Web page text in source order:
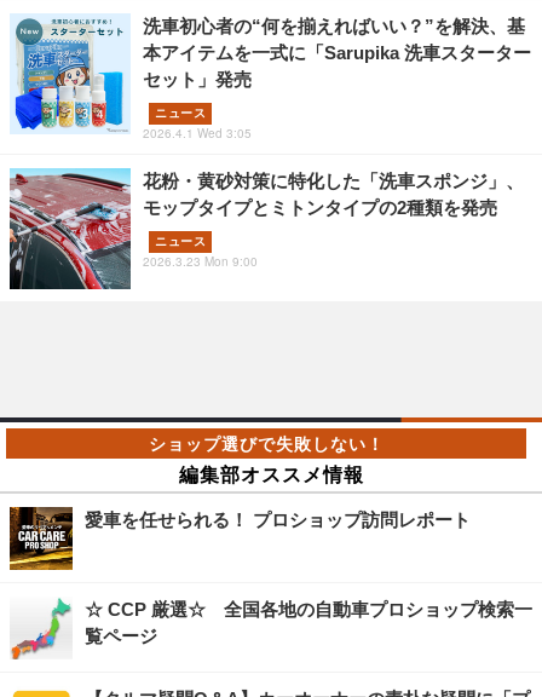
洗車初心者の“何を揃えればいい？”を解決、基
本アイテムを一式に「Sarupika 洗車スターター
セット」発売
ニュース
2026.4.1 Wed 3:05
花粉・黄砂対策に特化した「洗車スポンジ」、
モップタイプとミトンタイプの2種類を発売
ニュース
2026.3.23 Mon 9:00
編集部オススメ情報
愛車を任せられる！ プロショップ訪問レポート
☆ CCP 厳選☆ 全国各地の自動車プロショップ検索一
覧ページ